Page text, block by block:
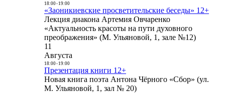
18:00- 19:00
«Заоникиевские просветительские беседы» 12+
Лекция диакона Артемия Овчаренко
«Актуальность красоты на пути духовного
преображения» (М. Ульяновой, 1, зале №12)
11
Августа
18:00- 19:00
Презентация книги 12+
Новая книга поэта Антона Чёрного «Сбор» (ул.
М. Ульяновой, 1, зал № 20)